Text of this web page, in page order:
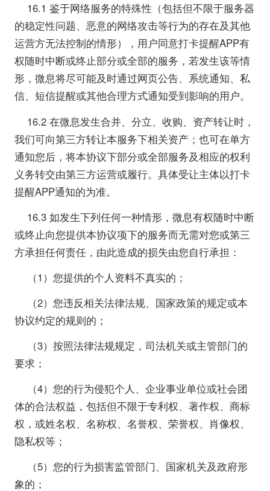
16.1 鉴于网络服务的特殊性（包括但不限于服务器
的稳定性问题、恶意的网络攻击等行为的存在及其他
运营方无法控制的情形），用户同意打卡提醒APP有
权随时中断或终止部分或全部的服务，若发生该等情
形，微息将尽可能及时通过网页公告、系统通知、私
信、短信提醒或其他合理方式通知受到影响的用户。
16.2 在微息发生合并、分立、收购、资产转让时，
我们可向第三方转让本服务下相关资产；也可在单方
通知您后，将本协议下部分或全部服务及相应的权利
义务转交由第三方运营或履行。具体受让主体以打卡
提醒APP通知的为准。
16.3 如发生下列任何一种情形，微息有权随时中断
或终止向您提供本协议项下的服务而无需对您或第三
方承担任何责任，由此造成的损失由您自行承担：
（1）您提供的个人资料不真实的；
（2）您违反相关法律法规、国家政策的规定或本
协议约定的规则的；
（3）按照法律法规规定，司法机关或主管部门的
要求；
（4）您的行为侵犯个人、企业事业单位或社会团
体的合法权益，包括但不限于专利权、著作权、商标
权，或姓名权、名称权、名誉权、荣誉权、肖像权、
隐私权等；
（5）您的行为损害监管部门、国家机关及政府形
象的；